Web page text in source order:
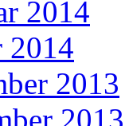
2014
2014
2013